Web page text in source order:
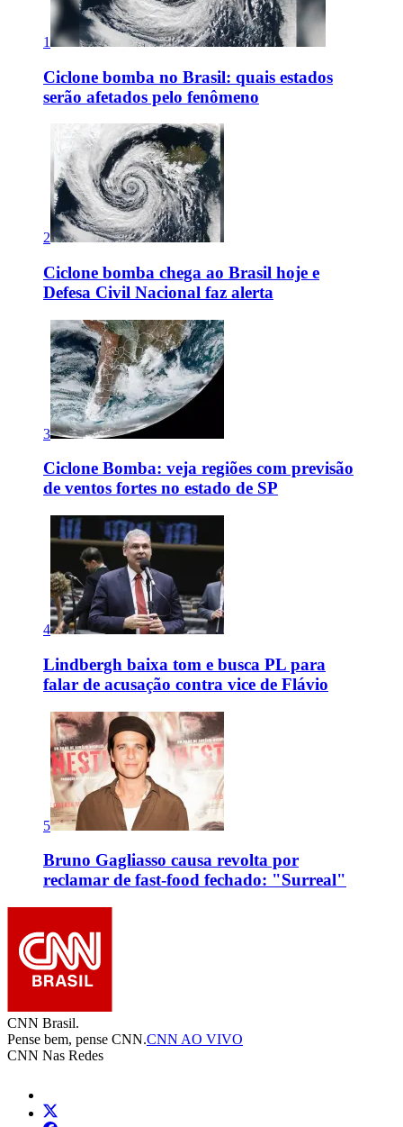
1
Ciclone bomba no Brasil: quais estados
serão afetados pelo fenômeno
2
Ciclone bomba chega ao Brasil hoje e
Defesa Civil Nacional faz alerta
3
Ciclone Bomba: veja regiões com previsão
de ventos fortes no estado de SP
4
Lindbergh baixa tom e busca PL para
falar de acusação contra vice de Flávio
5
Bruno Gagliasso causa revolta por
reclamar de fast-food fechado: "Surreal"
CNN Brasil.
Pense bem, pense CNN.CNN AO VIVO
CNN Nas Redes